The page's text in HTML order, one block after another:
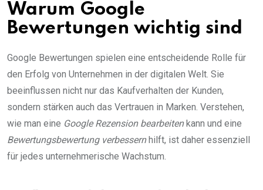
Warum Google
Bewertungen wichtig sind
Google Bewertungen spielen eine entscheidende Rolle für
den Erfolg von Unternehmen in der digitalen Welt. Sie
beeinflussen nicht nur das Kaufverhalten der Kunden,
sondern stärken auch das Vertrauen in Marken. Verstehen,
wie man eine Google Rezension bearbeitenkann und eine
Bewertungsbewertung verbessernhilft, ist daher essenziell
für jedes unternehmerische Wachstum.